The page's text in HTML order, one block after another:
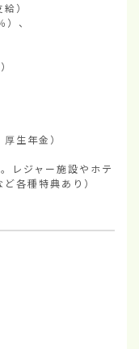
）
、
生年金）
レジャー施設やホテ
各種特典あり）